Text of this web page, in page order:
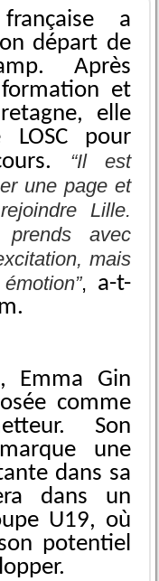
a
départ de
Après
et
elle
pour
“Il est
une page et
Lille.
avec
mais
, a-t-
Emma Gin
comme
Son
une
dans sa
dans un
U19, où
potentiel